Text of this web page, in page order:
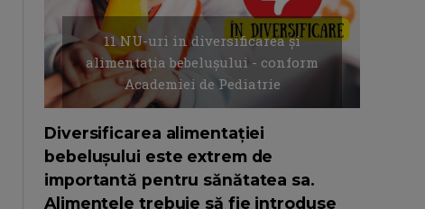
11 NU-uri in diversificarea și
alimentația bebelușului - conform
Academiei de Pediatrie
Diversificarea alimentației
bebelușului este extrem de
importantă pentru sănătatea sa.
Alimentele trebuie să fie introduse